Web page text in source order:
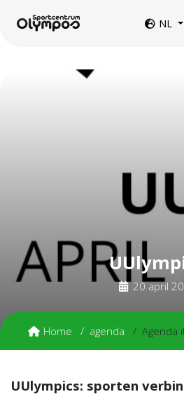
NL
20 april
Home agenda Agenda
UUlympics: sporten